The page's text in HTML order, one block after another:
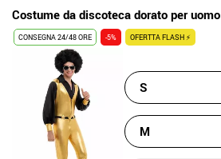
Costume da discoteca dorato per uomo
CONSEGNA 24/48 ORE -5% OFERTTA FLASH ⚡
S
M